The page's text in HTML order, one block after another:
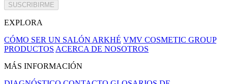
SUSCRIBIRME
EXPLORA
CÓMO SER UN SALÓN ARKHÉ VMV COSMETIC GROUP
PRODUCTOS ACERCA DE NOSOTROS
MÁS INFORMACIÓN